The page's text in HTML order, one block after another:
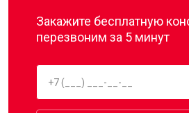
Закажите бесплатную
перезвоним за 5 минут